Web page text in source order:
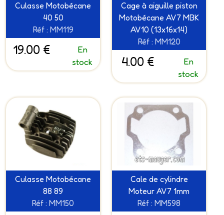
Culasse Motobécane
40 50
Réf : MM119
19.00 €
En
stock
Cage à aiguille piston
Motobécane AV7 MBK
AV10 (13x16x14)
Réf : MM120
4.00 €
En
stock
Culasse Motobécane
88 89
Réf : MM150
Cale de cylindre
Moteur AV7 1mm
Réf : MM598